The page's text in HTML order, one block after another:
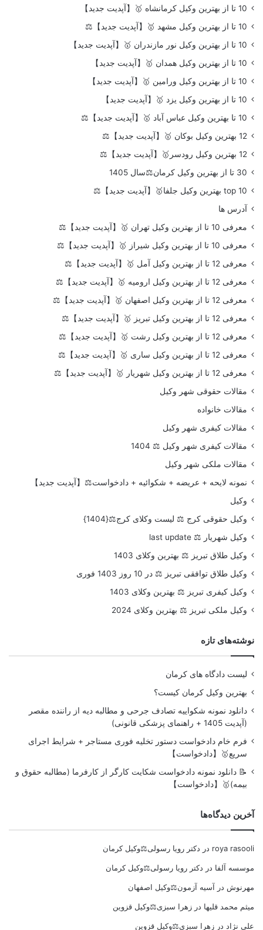
10 تا از بهترین وکیل کرمانشاه 🥇【آپدیت جدید】
10 تا از بهترین وکیل مشهد 🥇【آپدیت جدید】⚖️
10 تا از بهترین وکیل نور مازندران 🥇【آپدیت جدید】
10 تا از بهترین وکیل همدان 🥇【آپدیت جدید】
10 تا از بهترین وکیل ورامین 🥇【آپدیت جدید】
10 تا از بهترین وکیل یزد 🥇【آپدیت جدید】
10 تا بهترین وکیل عباس آباد 🥇【آپدیت جدید】⚖️
12 بهترین وکیل بوکان 🥇【آپدیت جدید】⚖️
12 بهترین وکیل رودسر🥇【آپدیت جدید】⚖️
30 تا از بهترین وکیل کرمان⚖️سال 1405
top 10 بهترین وکیل جلفا🥇【آپدیت جدید】⚖️
آدرس ها
معرفی 10 تا از بهترین وکیل تهران 🥇【آپدیت جدید】⚖️
معرفی 10 تا از بهترین وکیل شیراز 🥇【آپدیت جدید】⚖️
معرفی 12 تا از بهترین وکیل آمل 🥇【آپدیت جدید】⚖️
معرفی 12 تا از بهترین وکیل ارومیه 🥇【آپدیت جدید】⚖️
معرفی 12 تا از بهترین وکیل اصفهان 🥇【آپدیت جدید】⚖️
معرفی 12 تا از بهترین وکیل تبریز 🥇【آپدیت جدید】⚖️
معرفی 12 تا از بهترین وکیل رشت 🥇【آپدیت جدید】⚖️
معرفی 12 تا از بهترین وکیل ساری 🥇【آپدیت جدید】⚖️
معرفی 12 تا از بهترین وکیل شهریار 🥇【آپدیت جدید】⚖️
مقالات حقوقی شهر وکیل
مقالات خانواده
مقالات کیفری شهر وکیل
مقالات کیفری شهر وکیل ⚖️ 1404
مقالات ملکی شهر وکیل
نمونه لایحه + عریضه + شکوائیه + دادخواست⚖️【آپدیت جدید】
وکیل
وکیل حقوقی کرج ⚖️ لیست وکلای کرج⚖️{1404}
وکیل شهریار ⚖️ last update
وکیل طلاق تبریز ⚖️ بهترین وکلای 1403
وکیل طلاق توافقی تبریز ⚖️ در 10 روز 1403 فوری
وکیل کیفری تبریز ⚖️ بهترین وکلای 1403
وکیل ملکی تبریز ⚖️ بهترین وکلای 2024
نوشته‌های تازه
لیست دادگاه های کرمان
بهترین وکیل کرمان کیست؟
دانلود نمونه شکواییه تصادف جرحی و مطالبه دیه از راننده مقصر
(آپدیت 1405 + راهنمای پزشکی قانونی)
فرم خام دادخواست دستور تخلیه فوری مستاجر + شرایط اجرای
سریع🥇【دادخواست】
📝 دانلود نمونه دادخواست شکایت کارگر از کارفرما (مطالبه حقوق و
بیمه)🥇【دادخواست】
آخرین دیدگاه‌ها
roya rasooli در دکتر رویا رسولی⚖️وکیل کرمان
موسسه آلفا در دکتر رویا رسولی⚖️وکیل کرمان
مهرنوش در آسیه آزمون⚖️وکیل اصفهان
میثم محمد قلیها در زهرا سبزی⚖️وکیل قزوین
علی نژاد در زهرا سبزی⚖️وکیل قزوین